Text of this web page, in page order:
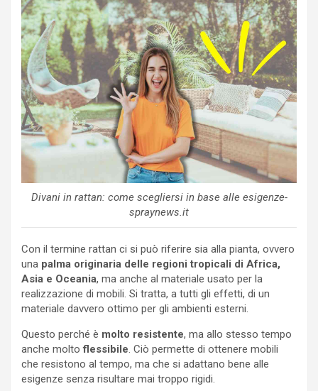
Divani in rattan: come scegliersi in base alle esigenze-
spraynews.it
Con il termine rattan ci si può riferire sia alla pianta, ovvero
una palma originaria delle regioni tropicali di Africa,
Asia e Oceania, ma anche al materiale usato per la
realizzazione di mobili. Si tratta, a tutti gli effetti, di un
materiale davvero ottimo per gli ambienti esterni.
Questo perché è molto resistente, ma allo stesso tempo
anche moltoflessibile. Ciò permette di ottenere mobili
che resistono al tempo, ma che si adattano bene alle
esigenze senza risultare mai troppo rigidi.